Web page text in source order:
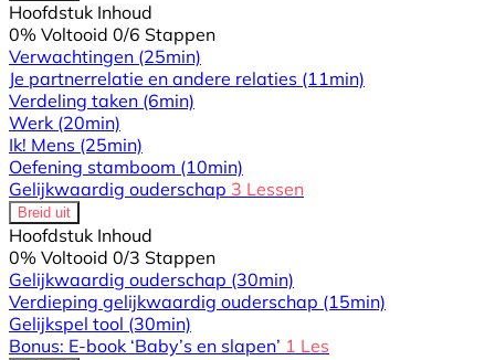
Hoofdstuk Inhoud
0% Voltooid 0/6 Stappen
Verwachtingen (25min)
Je partnerrelatie en andere relaties (11min)
Verdeling taken (6min)
Werk (20min)
Ik! Mens (25min)
Oefening stamboom (10min)
Gelijkwaardig ouderschap 3 Lessen
Breid uit
Hoofdstuk Inhoud
0% Voltooid 0/3 Stappen
Gelijkwaardig ouderschap (30min)
Verdieping gelijkwaardig ouderschap (15min)
Gelijkspel tool (30min)
Bonus: E-book ‘Baby’s en slapen’ 1 Les